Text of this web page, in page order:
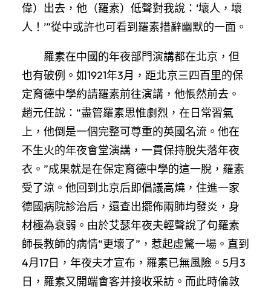
偉）出去，他（羅素）低聲對我說：‘壞人，壞
人！’”從中或許也可看到羅素措辭幽默的一面。
羅素在中國的年夜部門演講都在北京，但
也有破例。如1921年3月，距北京三四百里的保
定育德中學約請羅素前往演講，他悵然前去。
趙元任說：“盡管羅素思惟劇烈，在日常習氣
上，他倒是一個完整可尊重的英國名流。他在
不生火的年夜會堂演講，一貫保持脫失落年夜
衣。”成果就是在保定育德中學的這一脫，羅素
受了涼。他回到北京后即倡議高燒，住進一家
德國病院診治后，還查出擺佈兩肺均發炎，身
材極為衰弱。由於艾瑟年夜夫輕聲說了句羅素
師長教師的病情“更壞了”，惹起虛驚一場。直到
4月17日，年夜夫才宣布，羅素已無風險。5月3
日，羅素又開端會客并接收采訪。而此時倫敦